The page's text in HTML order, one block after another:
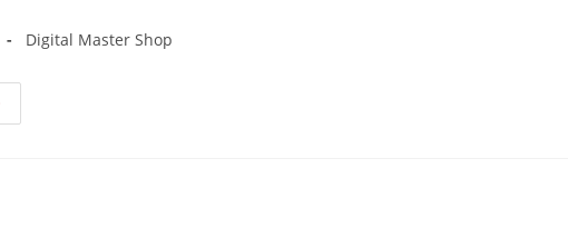
Digital Master Shop